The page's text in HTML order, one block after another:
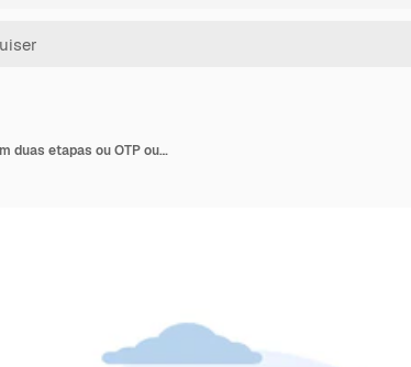
Ilustração vetorial sobre o conceito de verificação em duas etapas ou OTP ou senha de autenticação